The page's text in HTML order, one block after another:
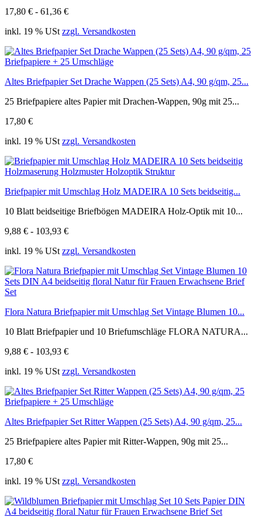
17,80 € - 61,36 €
inkl. 19 % USt zzgl. Versandkosten
Altes Briefpapier Set Drache Wappen (25 Sets) A4, 90 g/qm, 25...
25 Briefpapiere altes Papier mit Drachen-Wappen, 90g mit 25...
17,80 €
inkl. 19 % USt zzgl. Versandkosten
Briefpapier mit Umschlag Holz MADEIRA 10 Sets beidseitig...
10 Blatt beidseitige Briefbögen MADEIRA Holz-Optik mit 10...
9,88 € - 103,93 €
inkl. 19 % USt zzgl. Versandkosten
Flora Natura Briefpapier mit Umschlag Set Vintage Blumen 10...
10 Blatt Briefpapier und 10 Briefumschläge FLORA NATURA...
9,88 € - 103,93 €
inkl. 19 % USt zzgl. Versandkosten
Altes Briefpapier Set Ritter Wappen (25 Sets) A4, 90 g/qm, 25...
25 Briefpapiere altes Papier mit Ritter-Wappen, 90g mit 25...
17,80 €
inkl. 19 % USt zzgl. Versandkosten